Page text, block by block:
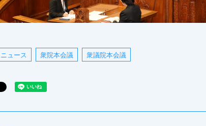
ニュース 衆院本会議 衆議院本会議